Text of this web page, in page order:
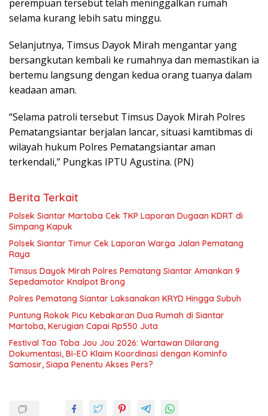
perempuan tersebut telah meninggalkan rumah
selama kurang lebih satu minggu.
Selanjutnya, Timsus Dayok Mirah mengantar yang
bersangkutan kembali ke rumahnya dan memastikan ia
bertemu langsung dengan kedua orang tuanya dalam
keadaan aman.
“Selama patroli tersebut Timsus Dayok Mirah Polres
Pematangsiantar berjalan lancar, situasi kamtibmas di
wilayah hukum Polres Pematangsiantar aman
terkendali,” Pungkas IPTU Agustina. (PN)
Berita Terkait
Polsek Siantar Martoba Cek TKP Laporan Dugaan KDRT di
Simpang Kapuk
Polsek Siantar Timur Cek Laporan Warga Jalan Pematang
Raya
Timsus Dayok Mirah Polres Pematang Siantar Amankan 9
Sepedamotor Knalpot Brong
Polres Pematang Siantar Laksanakan KRYD Hingga Subuh
Puntung Rokok Picu Kebakaran Dua Rumah di Siantar
Martoba, Kerugian Capai Rp550 Juta
Festival Tao Toba Jou Jou 2026: Wartawan Dilarang
Dokumentasi, BI-EO Klaim Koordinasi dengan Kominfo
Samosir, Siapa Penentu Akses Pers?